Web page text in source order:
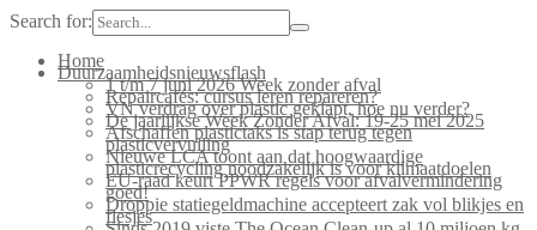
Search for:
Home
Duurzaamheidsnieuwsflash
1 t/m 7 juni 2026 Week zonder afval
Repaircafés: cursus leren repareren?
VN verdrag over plastic geklapt, hoe nu verder?
De jaarlijkse Week Zonder Afval: 19-25 mei 2025
Afschaffen plastictaks is stap terug tegen
plasticvervuiling
Nieuwe LCA toont aan dat hoogwaardige
plasticrecycling noodzakelijk is voor klimaatdoelen
EU-raad keurt PPWR regels voor afvalvermindering
goed!
Droppie statiegeldmachine accepteert zak vol blikjes en
flesjes